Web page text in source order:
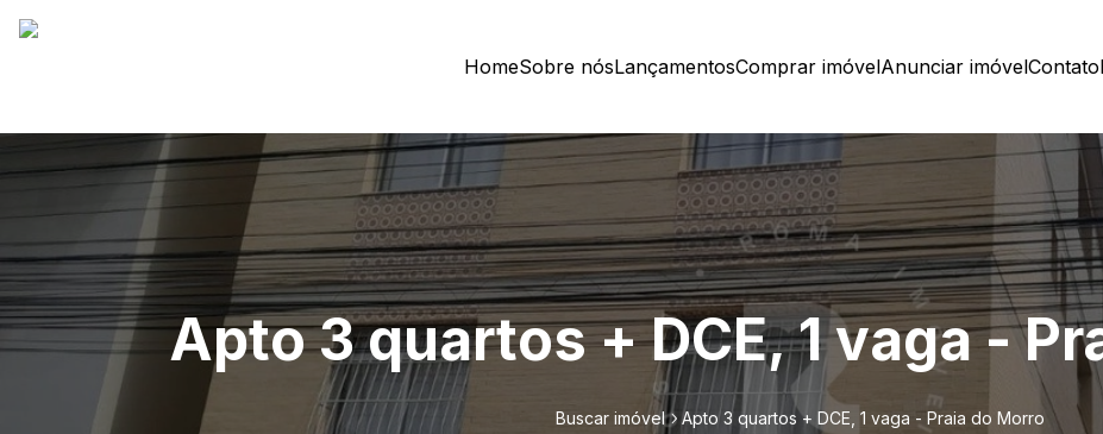
HomeSobre nósLançamentosComprar imóvelAnunciar imóvelContato
Apto 3 quartos + DCE, 1 vaga -
Buscar imóvel Apto 3 quartos + DCE, 1 vaga - Praia do Morro